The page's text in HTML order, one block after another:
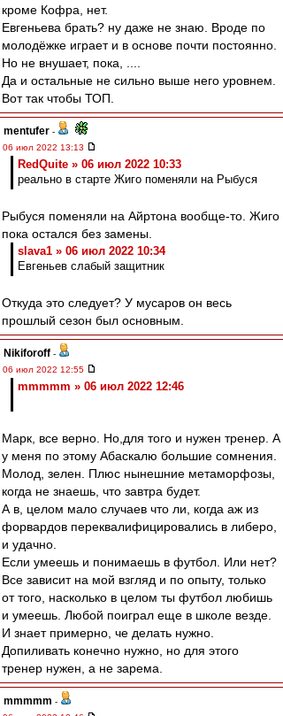
кроме Кофра, нет.
Евгеньева брать? ну даже не знаю. Вроде по
молодёжке играет и в основе почти постоянно.
Но не внушает, пока, ....
Да и остальные не сильно выше него уровнем.
Вот так чтобы ТОП.
mentufer -
06 июл 2022 13:13
RedQuite » 06 июл 2022 10:33
реально в старте Жиго поменяли на Рыбуся
Рыбуся поменяли на Айртона вообще-то. Жиго
пока остался без замены.
slava1 » 06 июл 2022 10:34
Евгеньев слабый защитник
Откуда это следует? У мусаров он весь
прошлый сезон был основным.
Nikiforoff -
06 июл 2022 12:55
mmmmm » 06 июл 2022 12:46
Марк, все верно. Но,для того и нужен тренер. А
у меня по этому Абаскалю большие сомнения.
Молод, зелен. Плюс нынешние метаморфозы,
когда не знаешь, что завтра будет.
А в, целом мало случаев что ли, когда аж из
форвардов переквалифицировались в либеро,
и удачно.
Если умеешь и понимаешь в футбол. Или нет?
Все зависит на мой взгляд и по опыту, только
от того, насколько в целом ты футбол любишь
и умеешь. Любой поиграл еще в школе везде.
И знает примерно, че делать нужно.
Допиливать конечно нужно, но для этого
тренер нужен, а не зарема.
mmmmm -